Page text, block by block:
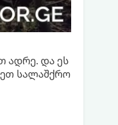
ადრე. და ეს
სალაშქრო